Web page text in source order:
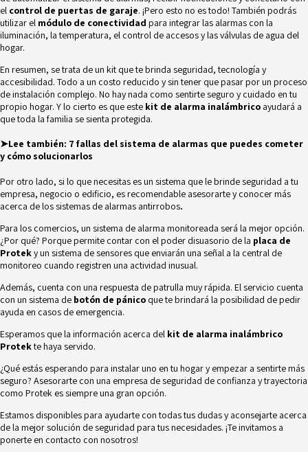
el control de puertas de garaje. ¡Pero esto no es todo! También podrás
utilizar el módulo de conectividad para integrar las alarmas con la
iluminación, la temperatura, el control de accesos y las válvulas de agua del
hogar.
En resumen, se trata de un kit que te brinda seguridad, tecnología y
accesibilidad. Todo a un costo reducido y sin tener que pasar por un proceso
de instalación complejo. No hay nada como sentirte seguro y cuidado en tu
propio hogar. Y lo cierto es que este kit de alarma inalámbrico ayudará a
que toda la familia se sienta protegida.
➤Lee también: 7 fallas del sistema de alarmas que puedes cometer
y cómo solucionarlos
Por otro lado, si lo que necesitas es un sistema que le brinde seguridad a tu
empresa, negocio o edificio, es recomendable asesorarte y conocer más
acerca de lossistemas de alarmas antirrobos.
Para los comercios, un sistema de alarma monitoreada será la mejor opción.
¿Por qué? Porque permite contar con el poder disuasorio de la placa de
Protekyun sistema de sensores que enviarán una señal a la central de
monitoreo cuando registren una actividad inusual.
Además, cuenta con una respuesta de patrulla muy rápida. El servicio cuenta
con un sistema de botón de pánico que te brindará la posibilidad de pedir
ayuda en casos de emergencia.
Esperamos que la información acerca del kit de alarma inalámbrico
Protekte haya servido.
¿Qué estás esperando para instalar uno en tu hogar y empezar a sentirte más
seguro? Asesorarte con una empresa de seguridad de confianza y trayectoria
como Protek es siempre una gran opción.
Estamos disponibles para ayudarte con todas tus dudas y aconsejarte acerca
de la mejor solución de seguridad para tus necesidades. ¡Te invitamos a
ponerte en contacto con nosotros!